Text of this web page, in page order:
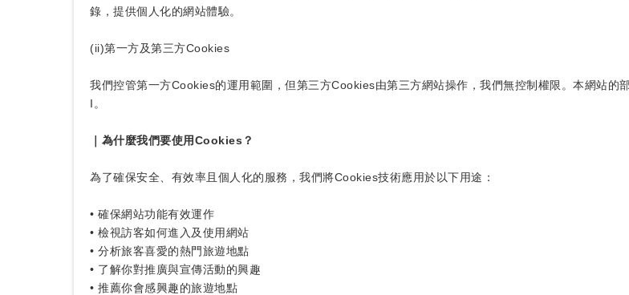
錄，提供個人化的網站體驗。
(ii)第一方及第三方Cookies
我們控管第一方Cookies的運用範圍，但第三方Cookies由第三方網站操作，我們無控制權限。本網站
I。
｜為什麼我們要使用Cookies？
為了確保安全、有效率且個人化的服務，我們將Cookies技術應用於以下用途：
• 確保網站功能有效運作
• 檢視訪客如何進入及使用網站
• 分析旅客喜愛的熱門旅遊地點
• 了解你對推廣與宣傳活動的興趣
• 推薦你會感興趣的旅遊地點